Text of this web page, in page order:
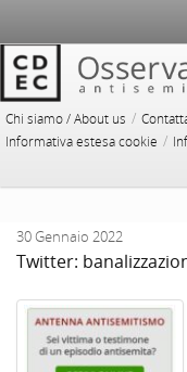
Chi siamo / About us /
Informativa estesa cookie /
30 Gennaio 2022
Twitter: